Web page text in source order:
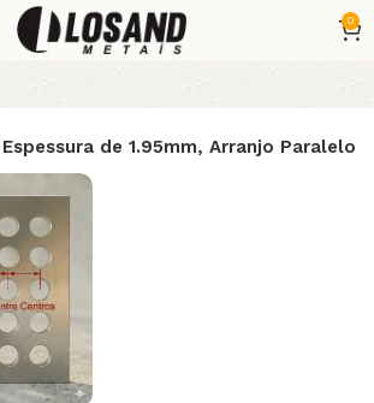
0
de 1.95mm, Arranjo Paralelo